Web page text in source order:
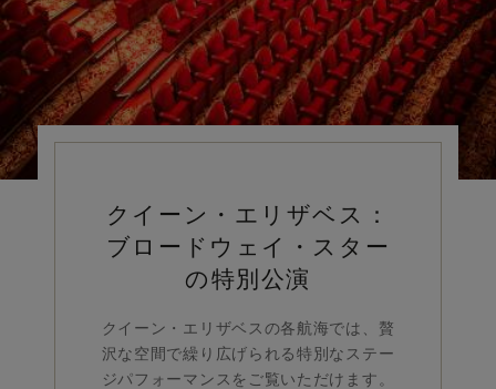
クイーン・エリザベス：
ブロードウェイ・スター
の特別公演
クイーン・エリザベスの各航海では、贅
沢な空間で繰り広げられる特別なステー
ジパフォーマンスをご覧いただけます。